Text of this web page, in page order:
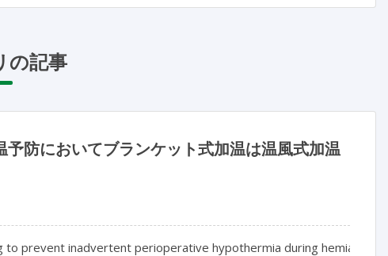
の記事
防においてブランケット式加温は温風式加温
prevent inadvertent perioperative hypothermia during